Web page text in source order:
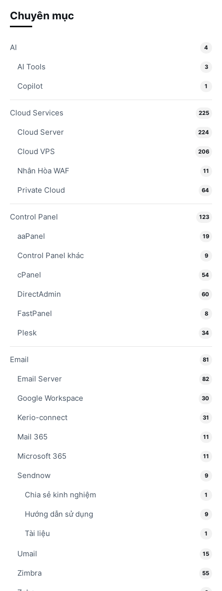
Chuyên mục
AI 4
AI Tools 3
Copilot 1
Cloud Services 225
Cloud Server 224
Cloud VPS 206
Nhân Hòa WAF 11
Private Cloud 64
Control Panel 123
aaPanel 19
Control Panel khác 9
cPanel 54
DirectAdmin 60
FastPanel 8
Plesk 34
Email 81
Email Server 82
Google Workspace 30
Kerio-connect 31
Mail 365 11
Microsoft 365 11
Sendnow 9
Chia sẻ kinh nghiệm 1
Hướng dẫn sử dụng 9
Tài liệu 1
Umail 15
Zimbra 55